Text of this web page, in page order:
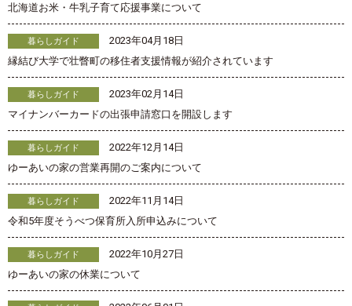
北海道お米・牛乳子育て応援事業について
暮らしガイド
2023年04月18日
縁結び大学で壮瞥町の移住者支援情報が紹介されています
暮らしガイド
2023年02月14日
マイナンバーカードの出張申請窓口を開設します
暮らしガイド
2022年12月14日
ゆーあいの家の営業再開のご案内について
暮らしガイド
2022年11月14日
令和5年度そうべつ保育所入所申込みについて
暮らしガイド
2022年10月27日
ゆーあいの家の休業について